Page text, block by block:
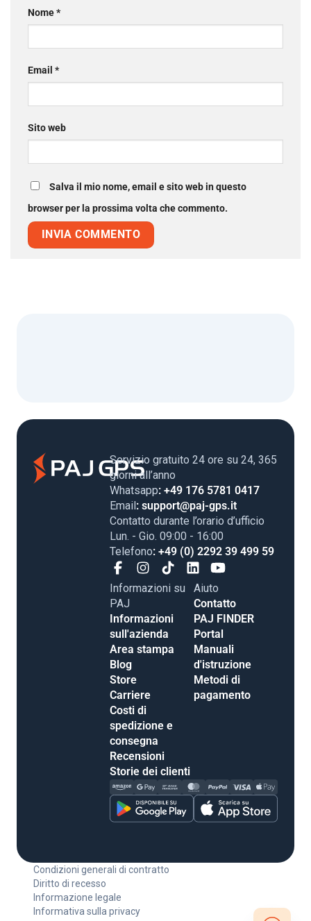
Nome*
Email *
Sito web
Salva il mio nome, email e sito web in questo
browser per la prossima volta che commento.
Servizio gratuito 24 ore su 24, 365
giorni all’anno
Whatsapp: +49 176 5781 0417
Email: support@paj-gps.it
Contatto durante l’orario d’ufficio
Lun. - Gio. 09:00 - 16:00
Telefono: +49 (0) 2292 39 499 59
Informazioni su
PAJ
Informazioni
sull'azienda
Area stampa
Blog
Store
Carriere
Costi di
spedizione e
consegna
Recensioni
Storie dei clienti
Aiuto
Contatto
PAJ FINDER
Portal
Manuali
d'istruzione
Metodi di
pagamento
Condizioni generali di contratto
Diritto di recesso
Informazione legale
Informativa sulla privacy